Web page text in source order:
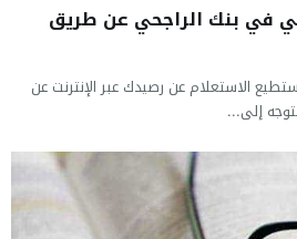
في بنك الراجحي عن طريق
الاستعلام عن رصيدك عبر الإنترنت عن
إلى...